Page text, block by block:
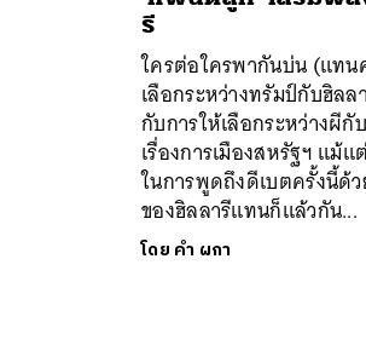
รี
ใครต่อใครพากันบ่น (แทน
เลือกระหว่างทรัมป์กับฮิล
กับการให้เลือกระหว่างผี
เรื่องการเมืองสหรัฐฯ แม้
ในการพูดถึงดีเบตครั้งนี้ด้ว
ของฮิลลารีแทนก็แล้วกัน...
โดย คำ ผกา